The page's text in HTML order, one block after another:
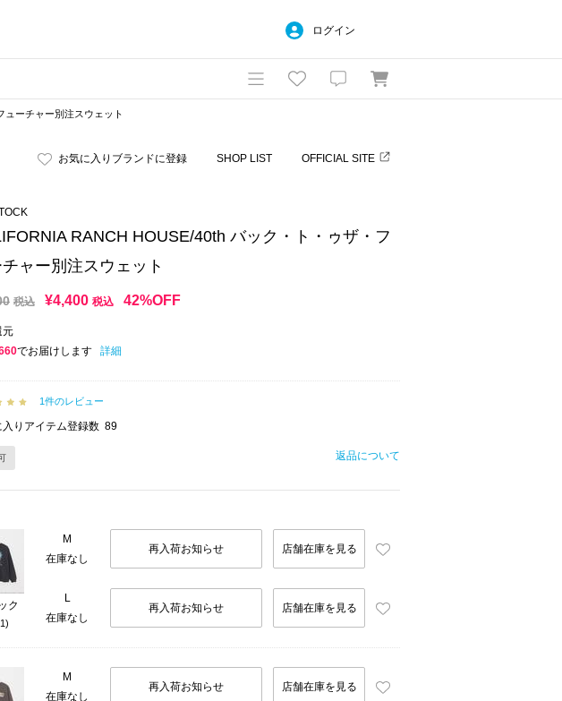
ログイン
ューチャー別注スウェット
お気に入りブランドに登録 SHOP LIST OFFICIAL SITE
RANCH HOUSE/40th バック・ト・ゥザ・フ
チャー別注スウェット
税込 ¥4,400 税込 42%OFF
元
でお届けします 詳細
1件のレビュー
入りアイテム登録数 89
返品について
ク
M
在庫なし
再入荷お知らせ 店舗在庫を見る
L
在庫なし
再入荷お知らせ 店舗在庫を見る
M
在庫なし
再入荷お知らせ 店舗在庫を見る